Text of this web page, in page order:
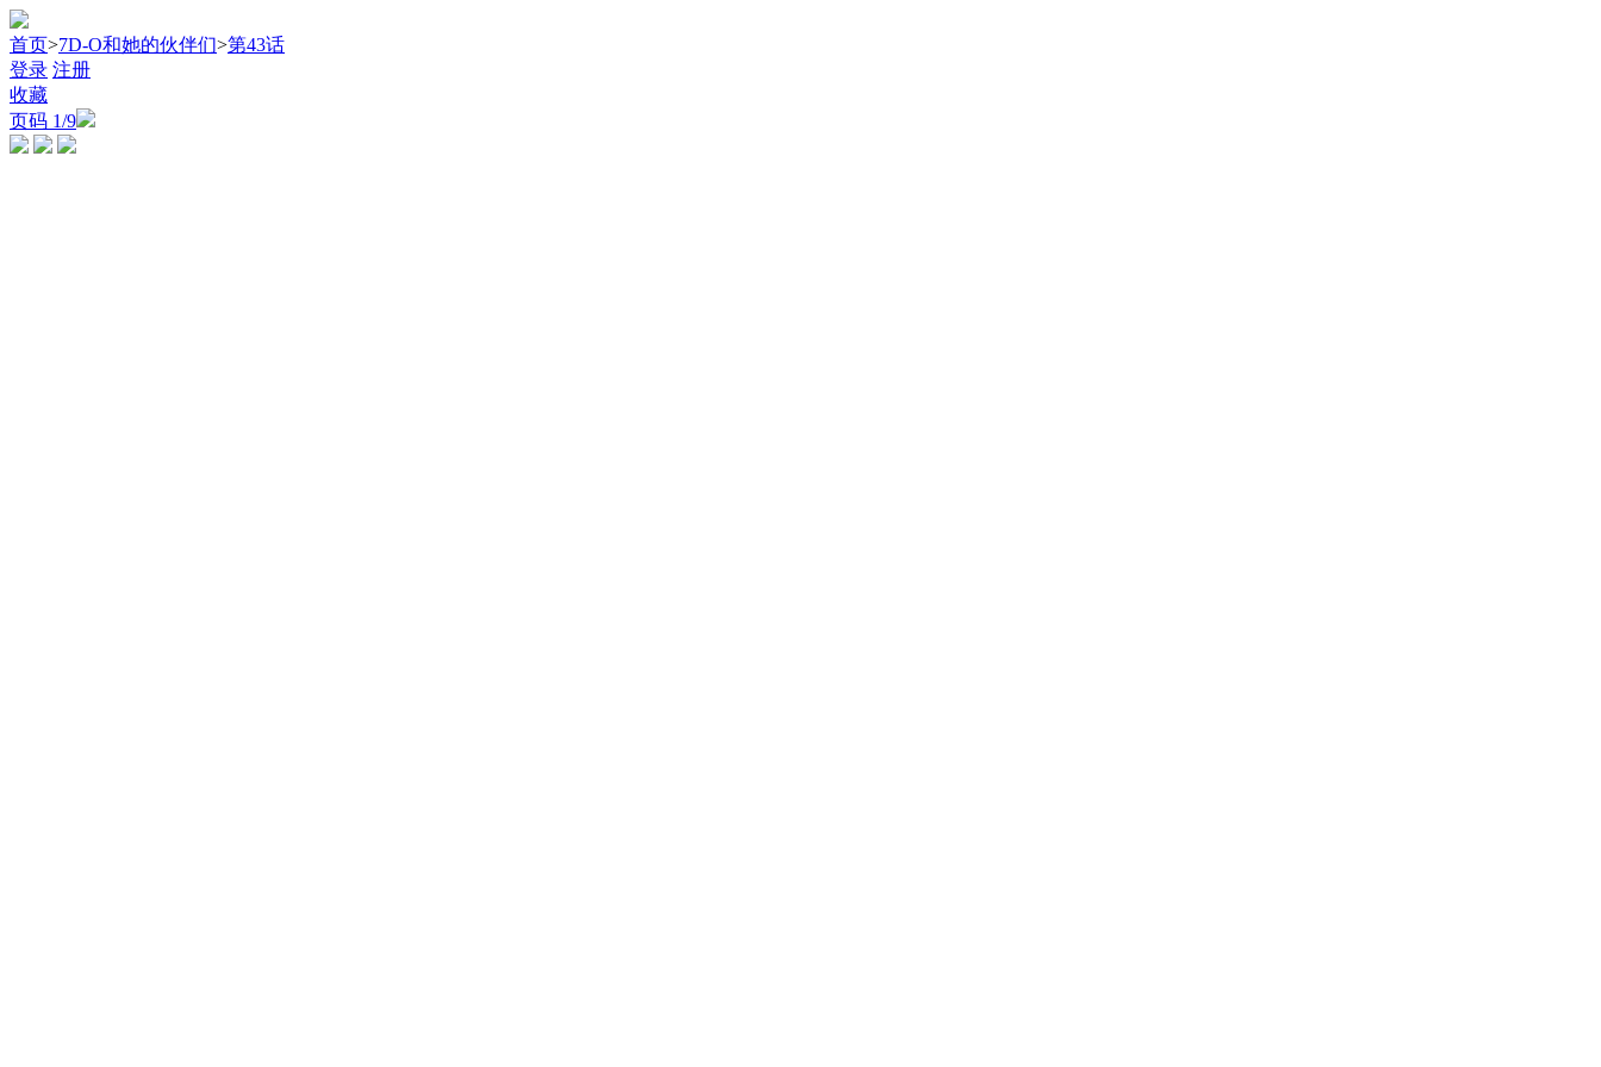
首页>7D-O和她的伙伴们>第43话
登录 注册
收藏
页码 1/9